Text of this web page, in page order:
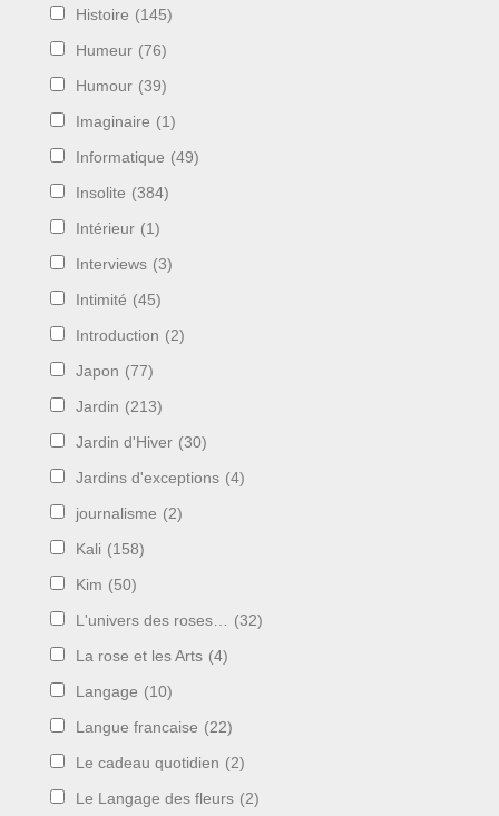
Histoire (145)
Humeur (76)
Humour (39)
Imaginaire (1)
Informatique (49)
Insolite (384)
Intérieur (1)
Interviews (3)
Intimité (45)
Introduction (2)
Japon (77)
Jardin (213)
Jardin d'Hiver (30)
Jardins d'exceptions (4)
journalisme (2)
Kali (158)
Kim (50)
L'univers des roses… (32)
La rose et les Arts (4)
Langage (10)
Langue francaise (22)
Le cadeau quotidien (2)
Le Langage des fleurs (2)